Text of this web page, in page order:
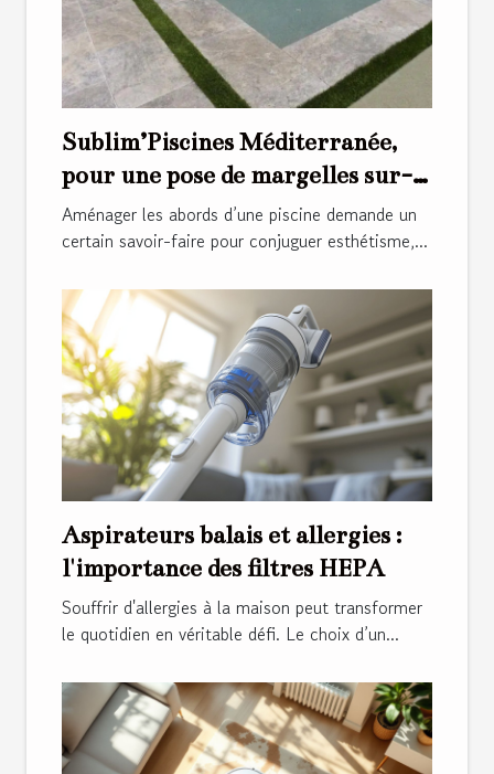
Sublim’Piscines Méditerranée,
pour une pose de margelles sur-
mesure !
Aménager les abords d’une piscine demande un
certain savoir-faire pour conjuguer esthétisme,...
Aspirateurs balais et allergies :
l'importance des filtres HEPA
Souffrir d'allergies à la maison peut transformer
le quotidien en véritable défi. Le choix d’un...